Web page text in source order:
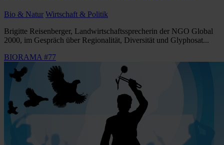
Bio & Natur Wirtschaft & Politik
Brigitte Reisenberger, Landwirtschaftssprecherin der NGO Global
2000, im Gespräch über Regionalität, Diversität und Glyphosat...
BIORAMA #77